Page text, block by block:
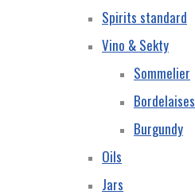
Spirits standard
Vino & Sekty
Sommelier
Bordelaises
Burgundy
Oils
Jars